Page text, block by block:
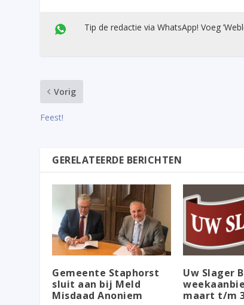
Tip de redactie via WhatsApp! Voeg
Vorig
Feest!
GERELATEERDE BERICHTEN
Gemeente Staphorst
sluit aan bij Meld
Misdaad Anoniem
Uw Slager
maart t/m